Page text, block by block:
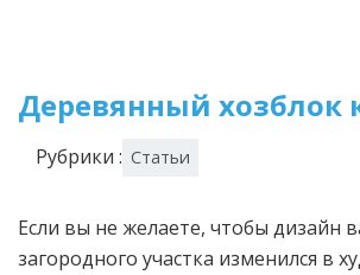
Деревянный хозблок
Рубрики : Статьи
Если вы не желаете, чтобы дизайн
загородного участка изменился в